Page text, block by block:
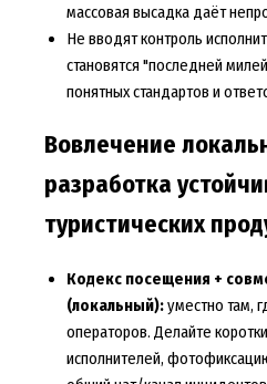
массовая высадка даёт
Не вводят контроль
становятся "последней
понятных стандартов и
Вовлечение
разработка
туристических
Кодекс посещения +
(локальный):уместно там,
операторов. Делайте
исполнителей,